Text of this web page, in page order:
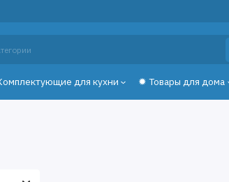
для кухни ✹ Товары для дома